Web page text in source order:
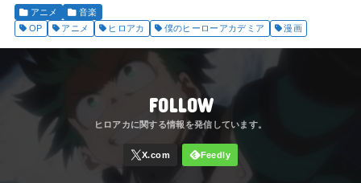
アニメ
音楽
OP
アニメ ヒロアカ 僕のヒーローアカデミア 漫画
FOLLOW